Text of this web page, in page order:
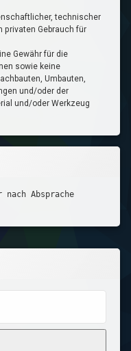
technischer
privaten Gebrauch für
Gewähr für die
sowie keine
Umbauten,
und/oder der
und/oder Werkzeug
nach Absprache